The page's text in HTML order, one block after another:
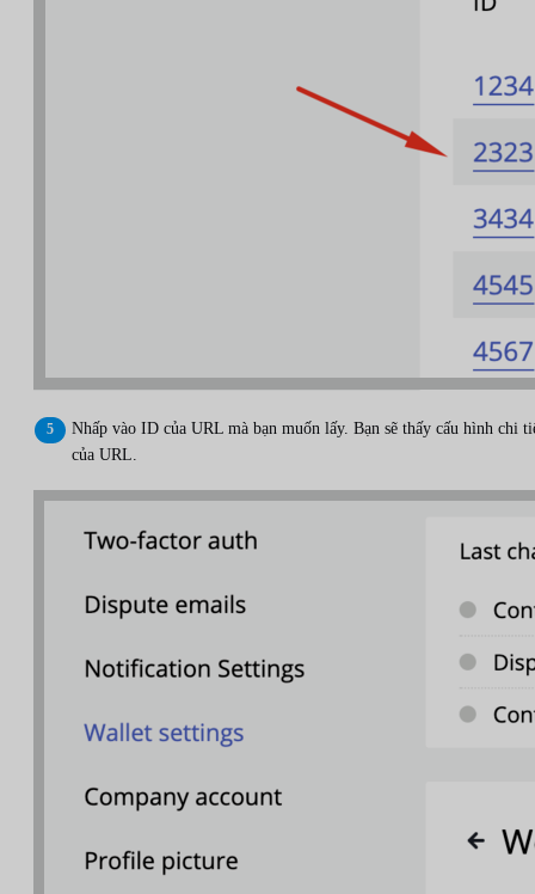
Nhấp vào ID của URL mà bạn muốn lấy. Bạn sẽ thấy cấu hình chi
của URL.